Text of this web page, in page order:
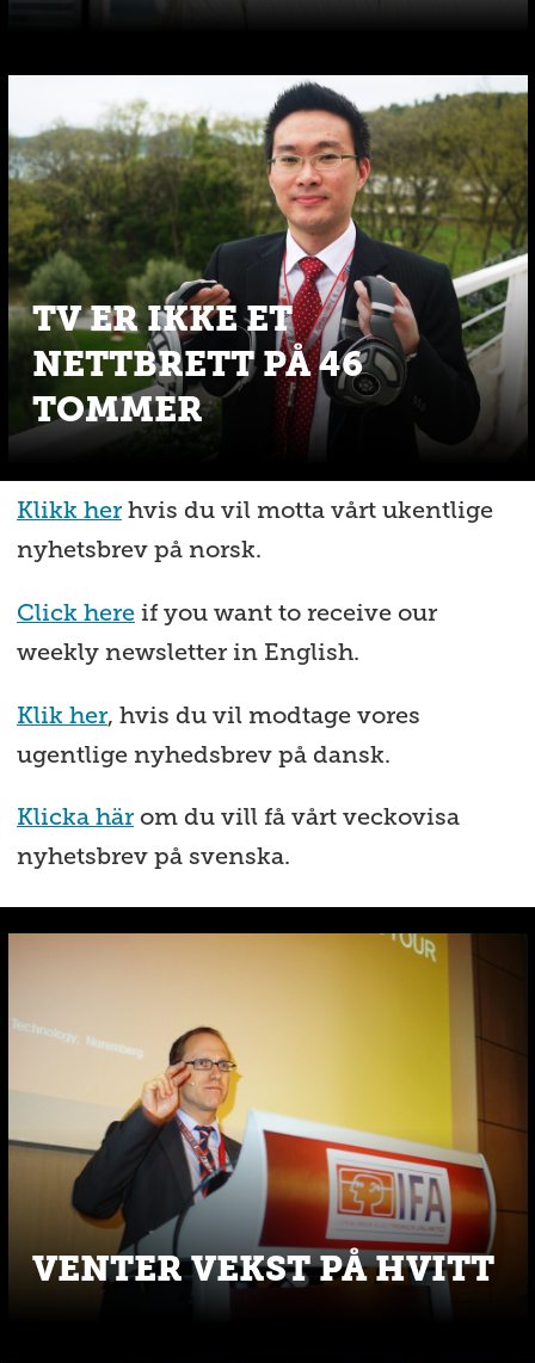
TV ER IKKE ET
NETTBRETT PÅ 46
TOMMER
Klikk herhvis du vil motta vårt ukentlige
nyhetsbrev på norsk.
Click hereif you want to receive our
weekly newsletter in English.
Klik her, hvis du vil modtage vores
ugentlige nyhedsbrev på dansk.
Klicka härom du vill få vårt veckovisa
nyhetsbrev på svenska.
VENTER VEKST PÅ HVITT